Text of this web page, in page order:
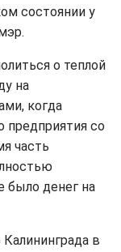
состоянии у
о теплой
на
когда
предприятия со
часть
было денег на
в